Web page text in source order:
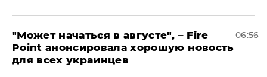
"Может начаться в августе", – Fire
Point анонсировала хорошую новость
для всех украинцев
06:56